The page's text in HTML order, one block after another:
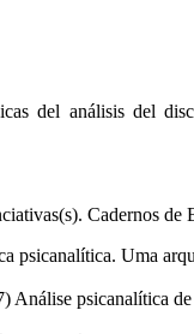
del análisis del
Cadernos
psicanalítica. Uma
psicanalítica